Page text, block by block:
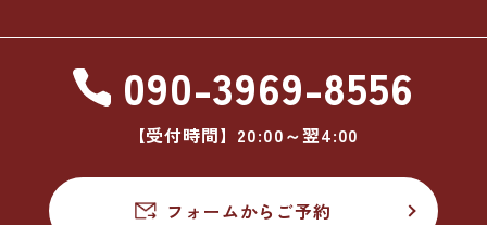
090-3969-8556
【受付時間】20:00～翌4:00
フォームからご予約